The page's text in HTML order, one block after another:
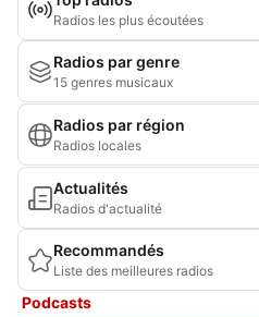
Radios les plus écoutées
Radios par genre
15 genres musicaux
Radios par région
Radios locales
Actualités
Radios d'actualité
Recommandés
Liste des meilleures radios
Podcasts